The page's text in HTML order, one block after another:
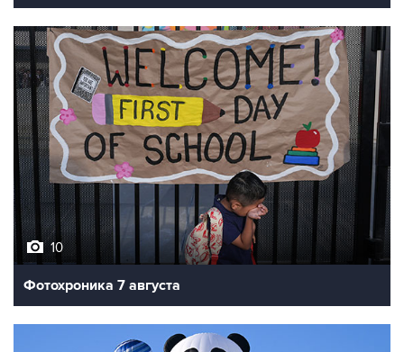
10
Фотохроника 7 августа